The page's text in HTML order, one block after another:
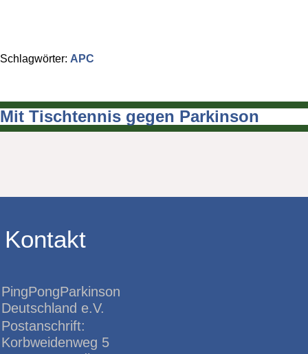
Schlagwörter: APC
Beitragsnavigation
Mit Tischtennis gegen Parkinson
Kontakt
PingPongParkinson
Deutschland e.V.
Postanschrift:
Korbweidenweg 5